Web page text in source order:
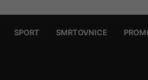
SPORT SMRTOVNICE